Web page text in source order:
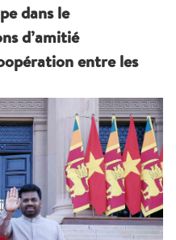
dans le
d’amitié
entre les